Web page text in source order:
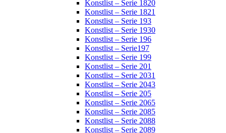
Konstlist – Serie 1820
Konstlist – Serie 1821
Konstlist – Serie 193
Konstlist – Serie 1930
Konstlist – Serie 196
Konstlist – Serie197
Konstlist – Serie 199
Konstlist – Serie 201
Konstlist – Serie 2031
Konstlist – Serie 2043
Konstlist – Serie 205
Konstlist – Serie 2065
Konstlist – Serie 2085
Konstlist – Serie 2088
Konstlist – Serie 2089